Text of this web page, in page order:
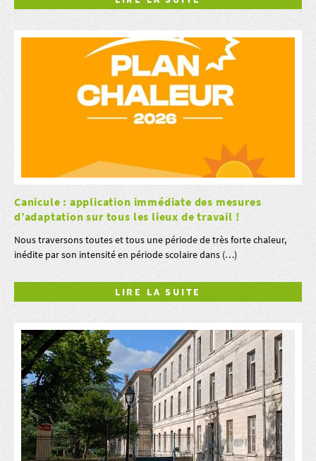
Canicule : application immédiate des mesures
d’adaptation sur tous les lieux de travail !
Nous traversons toutes et tous une période de très forte chaleur,
inédite par son intensité en période scolaire dans (…)
LIRE LA SUITE